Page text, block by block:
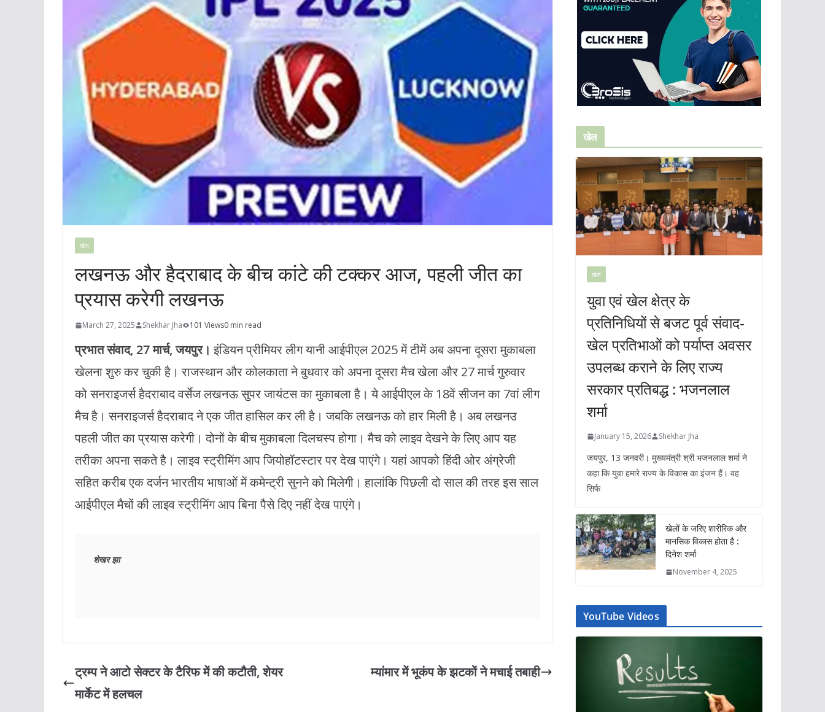
खेल
लखनऊ और हैदराबाद के बीच कांटे की टक्कर आज, पहली जीत का
प्रयास करेगी लखनऊ
March 27, 2025 Shekhar Jha 101 Views0 min read
प्रभात संवाद, 27 मार्च, जयपुर। इंडियन प्रीमियर लीग यानी आईपीएल 2025 में टीमें अब अपना दूसरा मुकाबला
खेलना शुरु कर चुकी है। राजस्थान और कोलकाता ने बुधवार को अपना दूसरा मैच खेला और 27 मार्च गुरुवार
को सनराइजर्स हैदराबाद वर्सेज लखनऊ सुपर जायंटस का मुकाबला है। ये आईपीएल के 18वें सीजन का 7वां लीग
मैच है। सनराइजर्स हैदराबाद ने एक जीत हासिल कर ली है। जबकि लखनऊ को हार मिली है। अब लखनउ
पहली जीत का प्रयास करेगी। दोनों के बीच मुकाबला दिलचस्प होगा। मैच को लाइव देखने के लिए आप यह
तरीका अपना सकते है। लाइव स्ट्रीमिंग आप जियोहॉटस्टार पर देख पाएंगे। यहां आपको हिंदी ओर अंग्रेजी
सहित करीब एक दर्जन भारतीय भाषाओं में कमेन्ट्री सुनने को मिलेगी। हालांकि पिछली दो साल की तरह इस साल
आईपीएल मैचों की लाइव स्ट्रीमिंग आप बिना पैसे दिए नहीं देख पाएंगे।
शेखर झा
ट्रम्प ने आटो सेक्टर के टैरिफ में की कटौती, शेयर
मार्केट में हलचल
म्यांमार में भूकंप के झटकों ने मचाई तबाही
खेल
खेल
युवा एवं खेल क्षेत्र के
प्रतिनिधियों से बजट पूर्व संवाद-
खेल प्रतिभाओं को पर्याप्त अवसर
उपलब्ध कराने के लिए राज्य
सरकार प्रतिबद्ध : भजनलाल
शर्मा
January 15, 2026 Shekhar Jha
जयपुर, 13 जनवरी। मुख्यमंत्री श्री भजनलाल शर्मा ने
कहा कि युवा हमारे राज्य के विकास का इंजन हैं। वह
सिर्फ
खेलों के जरिए शारीरिक और
मानसिक विकास होता है :
दिनेश शर्मा
November 4, 2025
YouTube Videos